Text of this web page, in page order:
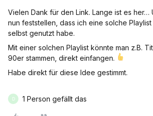
Vielen Dank für den Link. Lange ist es her…
nun feststellen, dass ich eine solche
selbst genutzt habe.
Mit einer solchen Playlist könnte man z.B.
90er stammen, direkt einfangen.
Habe direkt für diese Idee gestimmt.
D 1 Person gefällt das